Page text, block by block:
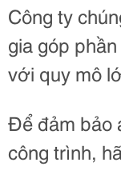
Công ty
gia góp
với quy mô
Để đảm bảo
công trình,